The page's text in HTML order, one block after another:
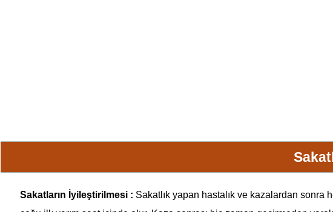
Sakatların İyileştirilmesi: Sakatlık yapan hastalık ve kazalardan sonra